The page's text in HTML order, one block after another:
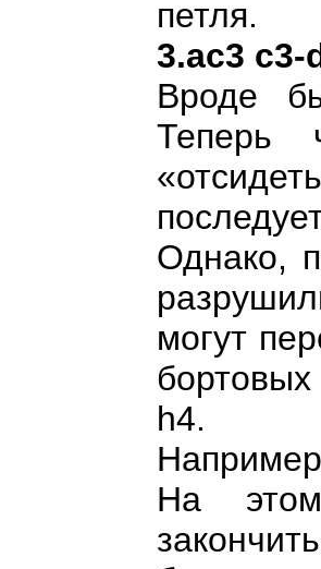
петля.
3.ac3 c3-
Вроде
Теперь
Однако,
могут
h4.
На